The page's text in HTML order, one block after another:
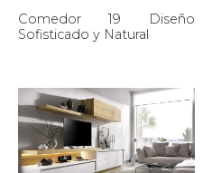
Comedor 19 Diseño
Sofisticado y Natural